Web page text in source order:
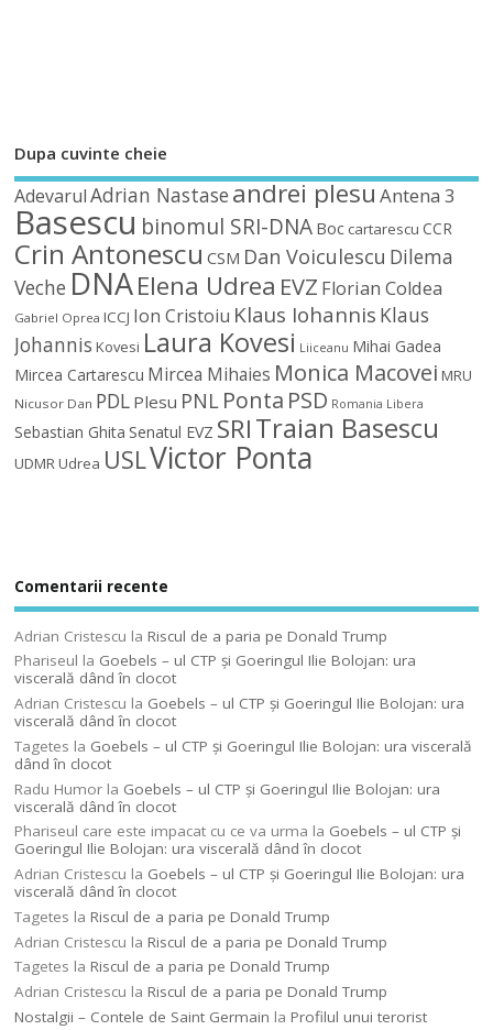
Dupa cuvinte cheie
Adevarul Adrian Nastaseandrei plesuAntena 3
Basescu binomul SRI-DNA Boc cartarescu CCR
Crin Antonescu CSM Dan Voiculescu Dilema
Veche DNAElena Udrea EVZ Florian Coldea
Gabriel Oprea ICCJ Ion Cristoiu Klaus Iohannis Klaus
Johannis Kovesi Laura Kovesi Liiceanu Mihai Gadea
Mircea Cartarescu Mircea Mihaies Monica Macovei MRU
Nicusor Dan PDL Plesu PNL Ponta PSD Romania Libera
Sebastian Ghita Senatul EVZ SRITraian Basescu
UDMRUdrea USLVictor Ponta
Comentarii recente
Adrian Cristescu laRiscul de a paria pe Donald Trump
Phariseul la Goebels – ul CTP şi Goeringul Ilie Bolojan: ura
viscerală dând în clocot
Adrian Cristescu la Goebels – ul CTP şi Goeringul Ilie Bolojan: ura
viscerală dând în clocot
Tagetes la Goebels – ul CTP şi Goeringul Ilie Bolojan: ura viscerală
dând în clocot
Radu Humor la Goebels – ul CTP şi Goeringul Ilie Bolojan: ura
viscerală dând în clocot
Phariseul care este impacat cu ce va urma la Goebels – ul CTP şi
Goeringul Ilie Bolojan: ura viscerală dând în clocot
Adrian Cristescu la Goebels – ul CTP şi Goeringul Ilie Bolojan: ura
viscerală dând în clocot
Tagetes laRiscul de a paria pe Donald Trump
Adrian Cristescu laRiscul de a paria pe Donald Trump
Tagetes laRiscul de a paria pe Donald Trump
Adrian Cristescu laRiscul de a paria pe Donald Trump
Nostalgii – Contele de Saint Germain laProfilul unui terorist